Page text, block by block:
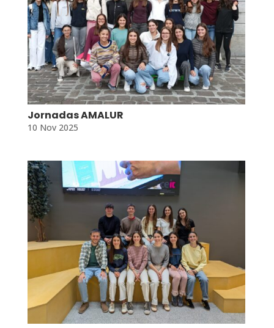
Jornadas AMALUR
10 Nov 2025